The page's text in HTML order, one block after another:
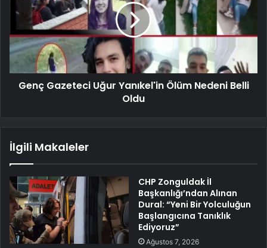
Genç Gazeteci Uğur Yanıkel'in Ölüm Nedeni Belli
Oldu
İlgili Makaleler
CHP Zonguldak İl
Başkanlığı’ndan Alınan
Dural: “Yeni Bir Yolculuğun
Başlangıcına Tanıklık
Ediyoruz”
Ağustos 7, 2026